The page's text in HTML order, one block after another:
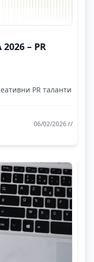
– PR
PR таланти
06/02/2026 г/